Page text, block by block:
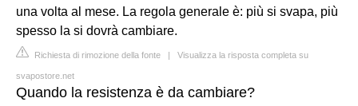
una volta al mese. La regola generale è: più si svapa, più
spesso la si dovrà cambiare.
Richiesta di rimozione della fonte | Visualizza la risposta completa su
svapostore.net
Quando la resistenza è da cambiare?